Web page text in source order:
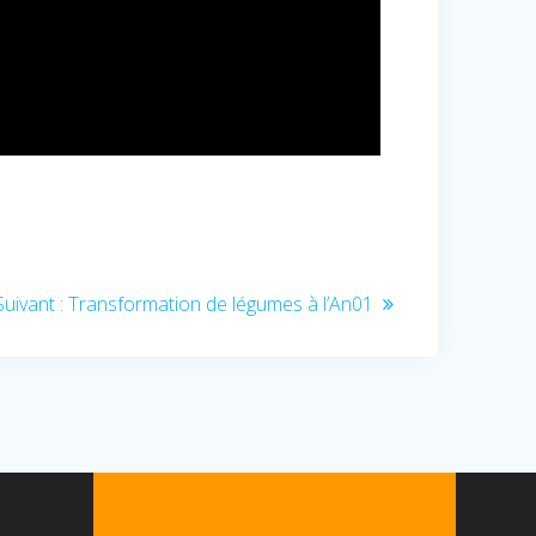
: Article
Transformation de légumes à l’An01